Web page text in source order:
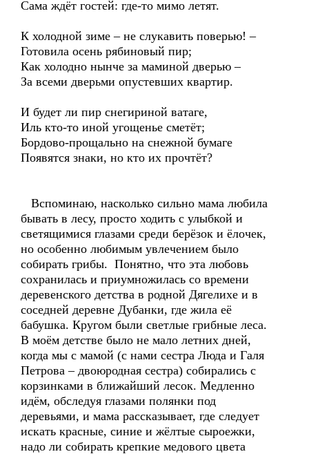
Сама ждёт гостей: где-то мимо летят.
К холодной зиме – не слукавить поверью! –
Готовила осень рябиновый пир;
Как холодно нынче за маминой дверью –
За всеми дверьми опустевших квартир.
И будет ли пир снегириной ватаге,
Иль кто-то иной угощенье сметёт;
Бордово-прощально на снежной бумаге
Появятся знаки, но кто их прочтёт?
Вспоминаю, насколько сильно мама любила
бывать в лесу, просто ходить с улыбкой и
светящимися глазами среди берёзок и ёлочек,
но особенно любимым увлечением было
собирать грибы. Понятно, что эта любовь
сохранилась и приумножилась со времени
деревенского детства в родной Дягелихе и в
соседней деревне Дубанки, где жила её
бабушка. Кругом были светлые грибные леса.
В моём детстве было не мало летних дней,
когда мы с мамой (с нами сестра Люда и Галя
Петрова – двоюродная сестра) собирались с
корзинками в ближайший лесок. Медленно
идём, обследуя глазами полянки под
деревьями, и мама рассказывает, где следует
искать красные, синие и жёлтые сыроежки,
надо ли собирать крепкие медового цвета